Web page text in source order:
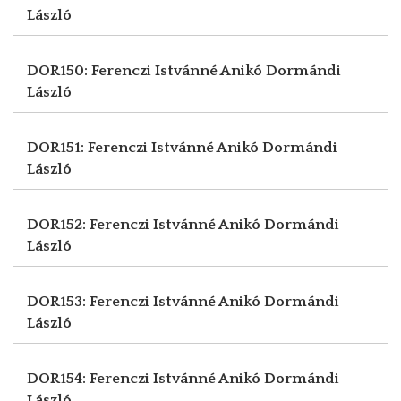
László
DOR150: Ferenczi Istvánné Anikó Dormándi
László
DOR151: Ferenczi Istvánné Anikó Dormándi
László
DOR152: Ferenczi Istvánné Anikó Dormándi
László
DOR153: Ferenczi Istvánné Anikó Dormándi
László
DOR154: Ferenczi Istvánné Anikó Dormándi